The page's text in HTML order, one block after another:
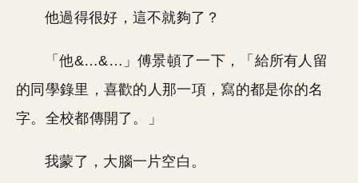
他過得很好，這不就夠了？
「他&…&…」傅景頓了一下，「給所有人留
的同學錄里，喜歡的人那一項，寫的都是你的名
字。全校都傳開了。」
我蒙了，大腦一片空白。